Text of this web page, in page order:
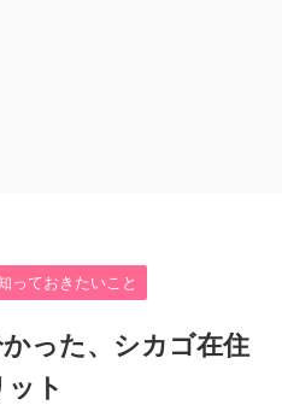
っておきたいこと
った、シカゴ在住
ト